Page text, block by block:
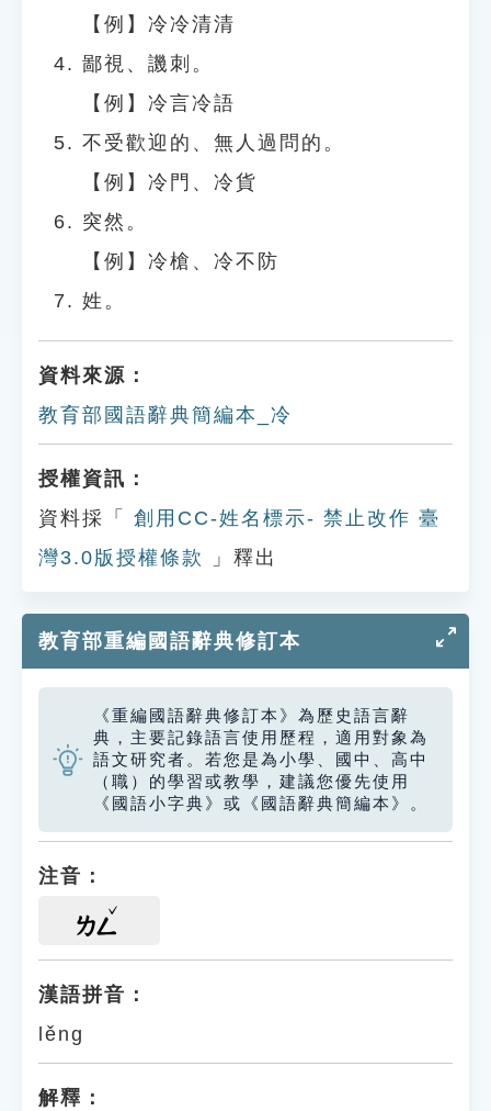
【例】冷冷清清
鄙視、譏刺。
【例】冷言冷語
不受歡迎的、無人過問的。
【例】冷門、冷貨
突然。
【例】冷槍、冷不防
姓。
資料來源：
教育部國語辭典簡編本_冷
授權資訊：
資料採「
創用CC-姓名標示- 禁止改作 臺
灣3.0版授權條款
」釋出
教育部重編國語辭典修訂本
《重編國語辭典修訂本》為歷史語言辭
典，主要記錄語言使用歷程，適用對象為
語文研究者。若您是為小學、國中、高中
（職）的學習或教學，建議您優先使用
《國語小字典》或《國語辭典簡編本》。
注音：
ㄌㄥ
漢語拼音：
lěng
解釋：